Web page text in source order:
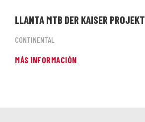
LLANTA MTB DER KAISER PROJEKT
CONTINENTAL
MÁS INFORMACIÓN